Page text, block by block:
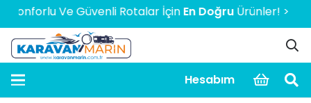
Ve Güvenli Rotalar İçinEn DoğruÜrünler! > > > > >
Hesabım